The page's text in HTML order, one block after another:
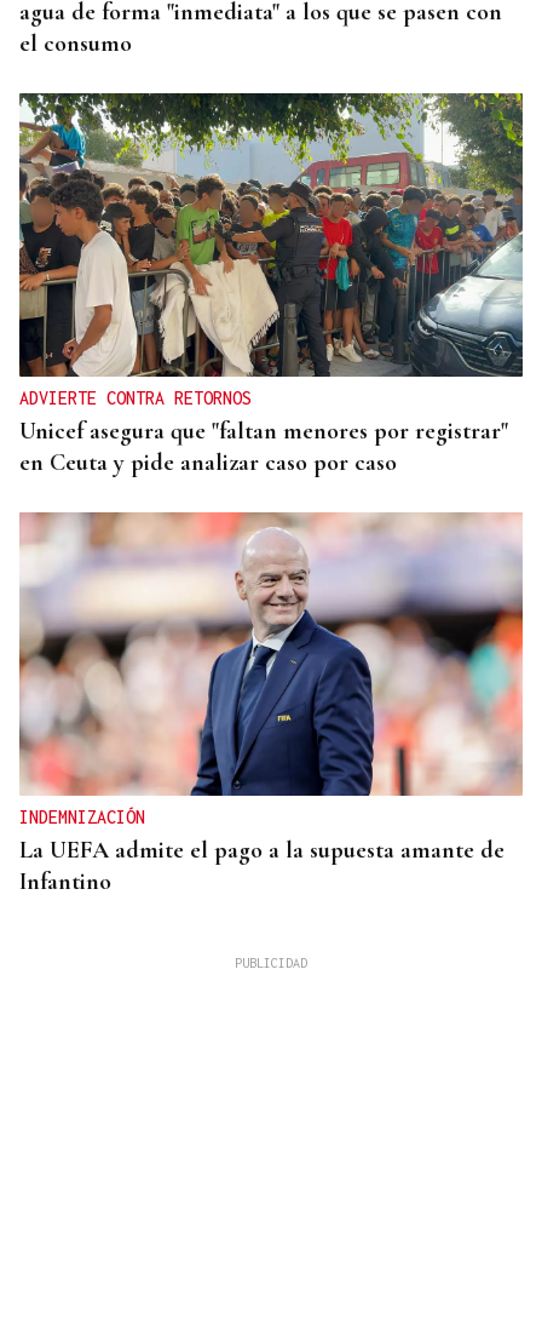
agua de forma "inmediata" a los que se pasen con
el consumo
ADVIERTE CONTRA RETORNOS
Unicef asegura que "faltan menores por registrar"
en Ceuta y pide analizar caso por caso
INDEMNIZACIÓN
La UEFA admite el pago a la supuesta amante de
Infantino